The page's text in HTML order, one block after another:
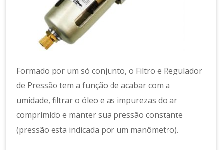
m
id
o
Formado por um só conjunto, o Filtro e Regulador
de Pressão tem a função de acabar com a
umidade, filtrar o óleo e as impurezas do ar
comprimido e manter sua pressão constante
(pressão esta indicada por um manômetro).